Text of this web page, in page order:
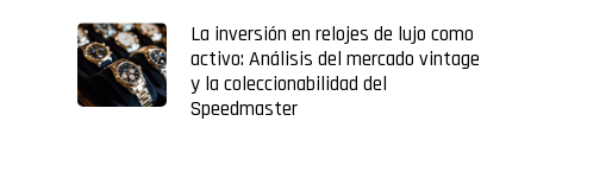
La inversión en relojes de lujo como
activo: Análisis del mercado vintage
y la coleccionabilidad del
Speedmaster